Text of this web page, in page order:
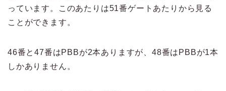
っています。このあたりは51番ゲートあたりから見る
ことができます。
46番と47番はPBBが2本ありますが、48番はPBBが1本
しかありません。